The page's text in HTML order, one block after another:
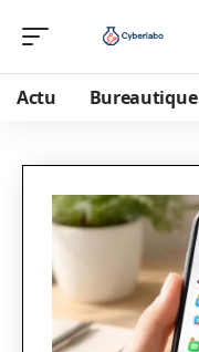
Actu Bureautique